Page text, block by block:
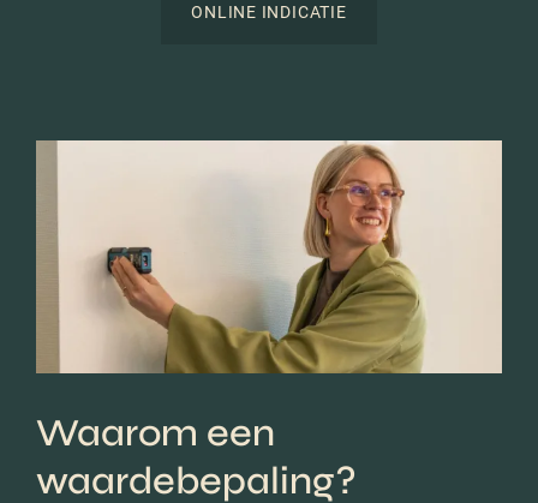
ONLINE INDICATIE
Waarom een
waardebepaling?